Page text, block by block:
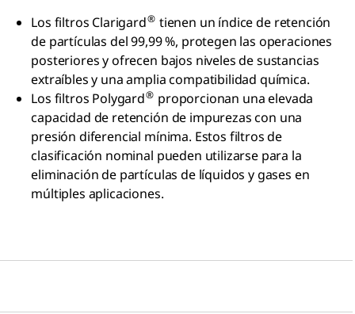
Los filtros Clarigard® tienen un índice de retención
de partículas del 99,99 %, protegen las operaciones
posteriores y ofrecen bajos niveles de sustancias
extraíbles y una amplia compatibilidad química.
Los filtros Polygard® proporcionan una elevada
capacidad de retención de impurezas con una
presión diferencial mínima. Estos filtros de
clasificación nominal pueden utilizarse para la
eliminación de partículas de líquidos y gases en
múltiples aplicaciones.